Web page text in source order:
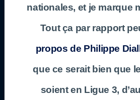
nationales, et je marque
Tout ça par rapport
propos de Philippe
que ce serait bien que
soient en Ligue 3,